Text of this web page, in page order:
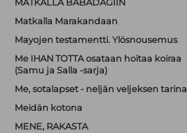
MATKALLA BABADAGIIN
Matkalla Marakandaan
Mayojen testamentti. Ylösnousemus
Me IHAN TOTTA osataan hoitaa koiraa
(Samu ja Salla -sarja)
Me, sotalapset - neljän veljeksen tarina
Meidän kotona
MENE, RAKASTA